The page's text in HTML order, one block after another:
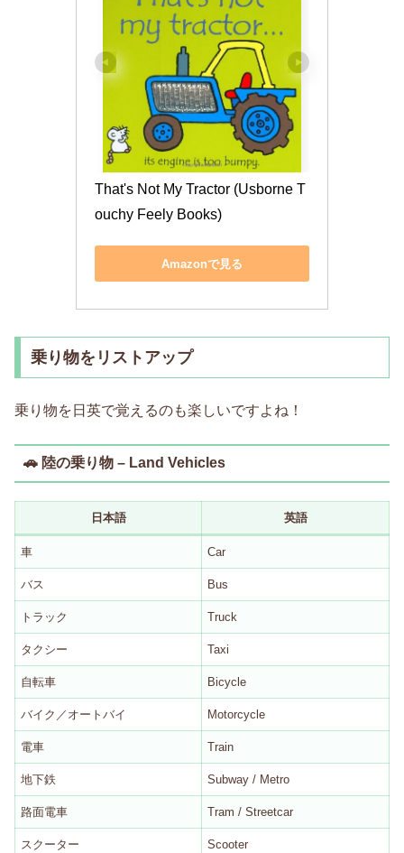
That's Not My Tractor (Usborne T
ouchy Feely Books)
Amazonで見る
乗り物をリストアップ
乗り物を日英で覚えるのも楽しいですよね！
🚗 陸の乗り物 – Land Vehicles
日本語 英語
車 Car
バス Bus
トラック Truck
タクシー Taxi
自転車 Bicycle
バイク／オートバイ Motorcycle
電車 Train
地下鉄 Subway / Metro
路面電車 Tram / Streetcar
スクーター Scooter